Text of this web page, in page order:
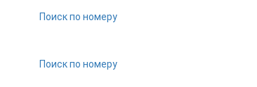
Поиск по номеру
Поиск по номеру